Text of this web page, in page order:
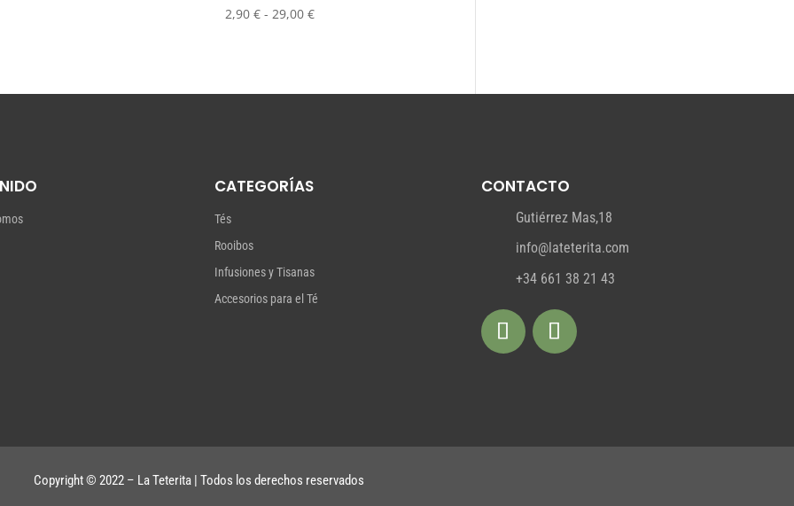
hasta
2,90 € - 29,00 €Rango
2,90 €
CATEGORÍAS
Tés
Rooibos
Infusiones y Tisanas
Accesorios para el Té
CONTACTO
Gutiérrez Mas,18
info@lateterita.com
+34 661 38 21 43
Copyright © 2022 – La Teterita | Todos los derechos reservados